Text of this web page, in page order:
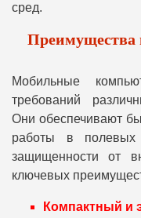
сред.
Преимущества
Мобильные
требований
Они обеспечивают
работы в полевых
защищенности от
ключевых
Компактный и